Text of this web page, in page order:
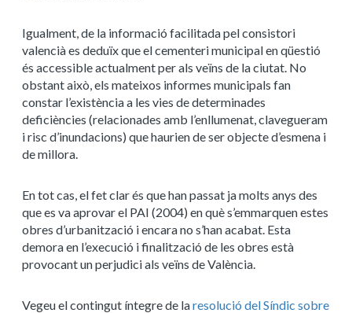
Igualment, de la informació facilitada pel consistori
valencià es deduïx que el cementeri municipal en qüestió
és accessible actualment per als veïns de la ciutat. No
obstant això, els mateixos informes municipals fan
constar l’existència a les vies de determinades
deficiències (relacionades amb l’enllumenat, clavegueram
i risc d’inundacions) que haurien de ser objecte d’esmena i
de millora.
En tot cas, el fet clar és que han passat ja molts anys des
que es va aprovar el PAI (2004) en què s’emmarquen estes
obres d’urbanització i encara no s’han acabat. Esta
demora en l’execució i finalització de les obres està
provocant un perjudici als veïns de València.
Vegeu el contingut íntegre de laresolució del Síndic sobre